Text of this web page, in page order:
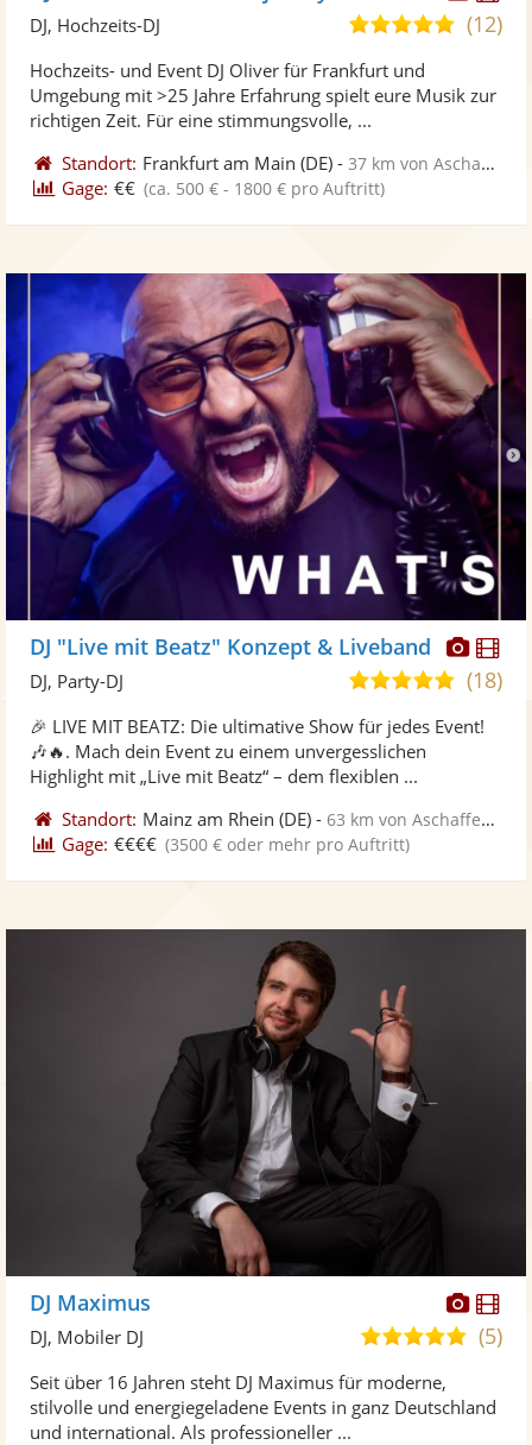
5,0
5
(12)
DJ, Hochzeits-DJ
Hochzeits- und Event DJ Oliver für Frankfurt und
Umgebung mit >25 Jahre Erfahrung spielt eure Musik zur
richtigen Zeit. Für eine stimmungsvolle, ...
Standort: Frankfurt am Main (DE) -37 km von Aschaffenburg
Gage: €€ (ca. 500 € - 1800 € pro Auftritt)
Fotos
DJ "Live mit Beatz" Konzept & Liveband
4,9
5
(18)
DJ, Party-DJ
🎉 LIVE MIT BEATZ: Die ultimative Show für jedes Event!
🎶🔥. Mach dein Event zu einem unvergesslichen
Highlight mit „Live mit Beatz“ – dem flexiblen ...
Standort: Mainz am Rhein (DE) -63 km von Aschaffenburg
Gage: €€€€ (3500 € oder mehr pro Auftritt)
DJ Maximus
5,0(5)
DJ, Mobiler DJ
Seit über 16 Jahren steht DJ Maximus für moderne,
stilvolle und energiegeladene Events in ganz Deutschland
und international. Als professioneller ...